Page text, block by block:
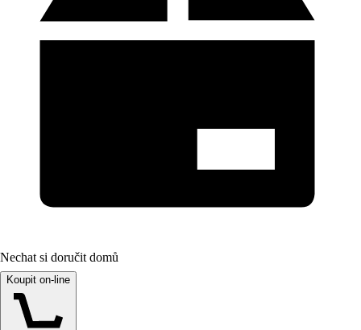
Nechat si doručit domů
Koupit on-line